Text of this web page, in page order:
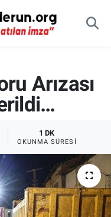
Arızası
1 DK
OKUNMA SÜRESI